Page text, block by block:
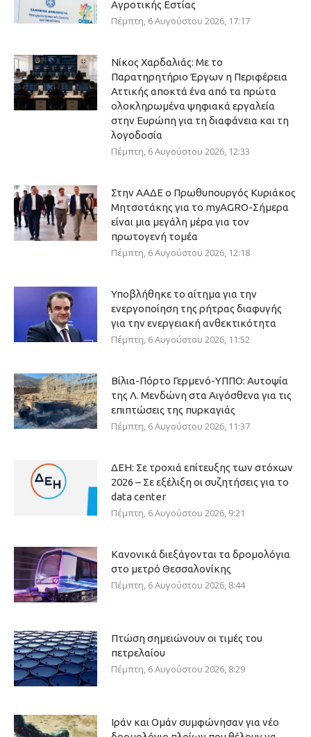
Αγροτικής Εστίας
Πέμπτη, 6 Αυγούστου 2026, 17:17
Νίκος Χαρδαλιάς: Με το
Παρατηρητήριο Έργων η Περιφέρεια
Αττικής αποκτά ένα από τα πρώτα
ολοκληρωμένα ψηφιακά εργαλεία
στην Ευρώπη για τη διαφάνεια και τη
λογοδοσία
Πέμπτη, 6 Αυγούστου 2026, 12:33
Στην ΑΑΔΕ ο Πρωθυπουργός Κυριάκος
Μητσοτάκης για το myAGRO-Σήμερα
είναι μια μεγάλη μέρα για τον
πρωτογενή τομέα
Πέμπτη, 6 Αυγούστου 2026, 12:18
Υποβλήθηκε το αίτημα για την
ενεργοποίηση της ρήτρας διαφυγής
για την ενεργειακή ανθεκτικότητα
Πέμπτη, 6 Αυγούστου 2026, 11:52
Βίλια-Πόρτο Γερμενό-ΥΠΠΟ: Αυτοψία
της Λ. Μενδώνη στα Αιγόσθενα για τις
επιπτώσεις της πυρκαγιάς
Πέμπτη, 6 Αυγούστου 2026, 11:37
ΔΕΗ: Σε τροχιά επίτευξης των στόχων
2026 – Σε εξέλιξη οι συζητήσεις για το
data center
Πέμπτη, 6 Αυγούστου 2026, 9:21
Κανονικά διεξάγονται τα δρομολόγια
στο μετρό Θεσσαλονίκης
Πέμπτη, 6 Αυγούστου 2026, 8:44
Πτώση σημειώνουν οι τιμές του
πετρελαίου
Πέμπτη, 6 Αυγούστου 2026, 8:29
Ιράν και Ομάν συμφώνησαν για νέο